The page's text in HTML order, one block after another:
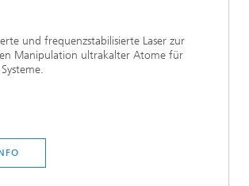
und frequenzstabilisierte Laser zur
Manipulation ultrakalter Atome für